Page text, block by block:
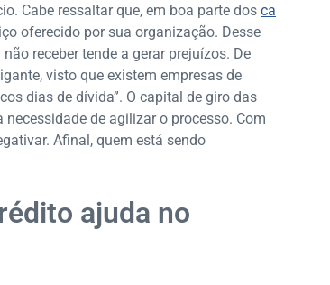
Cabe ressaltar que, em boa parte dos ca
oferecido por sua organização. Desse
receber tende a gerar prejuízos. De
visto que existem empresas de
dias de dívida”. O capital de giro das
de agilizar o processo. Com
Afinal, quem está sendo
ajuda no